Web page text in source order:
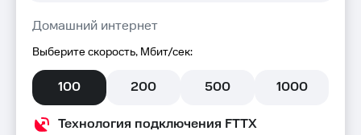
Домашний интернет
Выберите скорость, Мбит/сек:
100 200 500 1000
Технология подключения FTTX